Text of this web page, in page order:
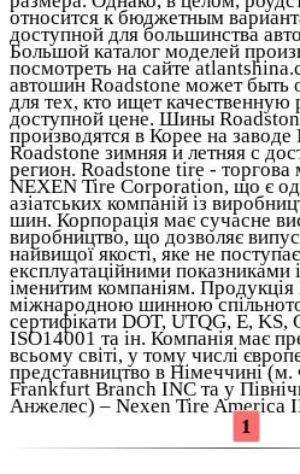
относится к бюджетным
доступной для большинства
Большой каталог моделей
посмотреть на сайте
автошин Roadstone может
для тех, кто ищет качественную
доступной цене. Шины
производятся в Корее на заводе
Roadstone зимняя и летняя с
регион. Roadstone tire -
NEXEN Tire Corporation, що є
азіатських компаній із
шин. Корпорація має сучасне
виробництво, що дозволяє
найвищої якості, яке не
експлуатаційними
іменитим компаніям. Продукція
міжнародною шинною
сертифікати DOT, UTQG, E, KS,
ISO14001 та ін. Компанія має
всьому світі, у тому числі
представництво в Німеччині
Frankfurt Branch INC та у
Анжелес) – Nexen Tire America
1